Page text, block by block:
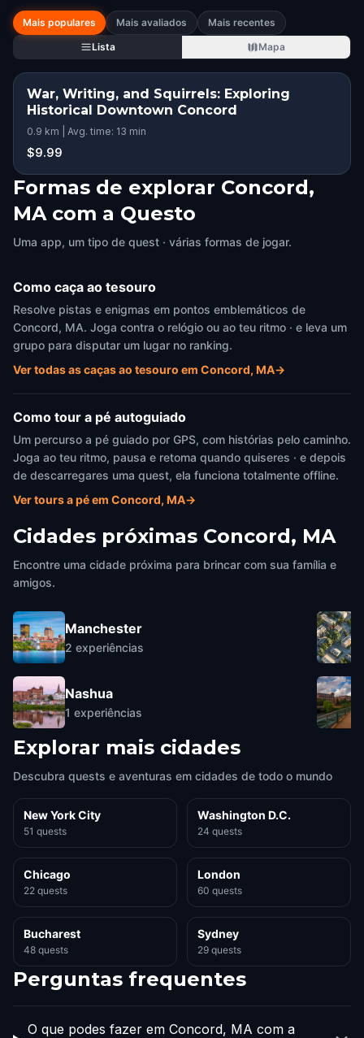
Mais populares Mais avaliados
Mais recentes
Lista
Mapa
War, Writing, and Squirrels: Exploring
Historical Downtown Concord
0.9 km | Avg. time: 13 min
$9.99
Formas de explorar Concord,
MA com a Questo
Uma app, um tipo de quest · várias formas de jogar.
Como caça ao tesouro
Resolve pistas e enigmas em pontos emblemáticos de
Concord, MA. Joga contra o relógio ou ao teu ritmo · e leva um
grupo para disputar um lugar no ranking.
Ver todas as caças ao tesouro em Concord, MA→
Como tour a pé autoguiado
Um percurso a pé guiado por GPS, com histórias pelo caminho.
Joga ao teu ritmo, pausa e retoma quando quiseres · e depois
de descarregares uma quest, ela funciona totalmente offline.
Ver tours a pé em Concord, MA→
Cidades próximas Concord, MA
Encontre uma cidade próxima para brincar com sua família e
amigos.
Manchester
2 experiências
Nashua
1 experiências
Explorar mais cidades
Descubra quests e aventuras em cidades de todo o mundo
New York City
51 quests
Washington D.C.
24 quests
Chicago
22 quests
London
60 quests
Bucharest
48 quests
Sydney
29 quests
Perguntas frequentes
O que podes fazer em Concord, MA com a